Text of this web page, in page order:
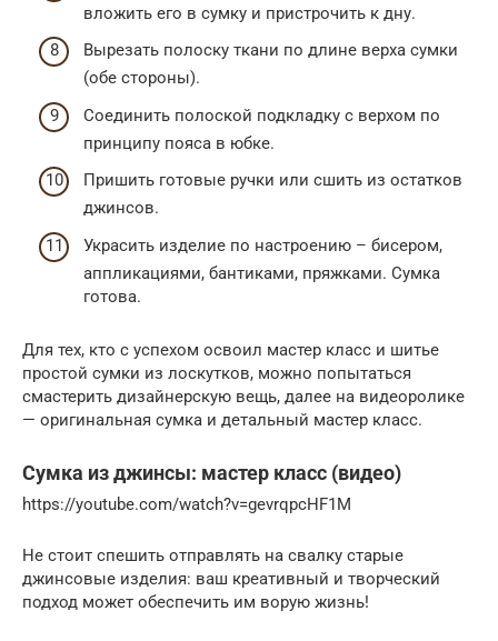
вложить его в сумку и пристрочить к дну.
Вырезать полоску ткани по длине верха сумки
(обе стороны).
Соединить полоской подкладку с верхом по
принципу пояса в юбке.
Пришить готовые ручки или сшить из остатков
джинсов.
Украсить изделие по настроению – бисером,
аппликациями, бантиками, пряжками. Сумка
готова.
Для тех, кто с успехом освоил мастер класс и шитье
простой сумки из лоскутков, можно попытаться
смастерить дизайнерскую вещь, далее на видеоролике
— оригинальная сумка и детальный мастер класс.
Сумка из джинсы: мастер класс (видео)
https://youtube.com/watch?v=gevrqpcHF1M
Не стоит спешить отправлять на свалку старые
джинсовые изделия: ваш креативный и творческий
подход может обеспечить им ворую жизнь!